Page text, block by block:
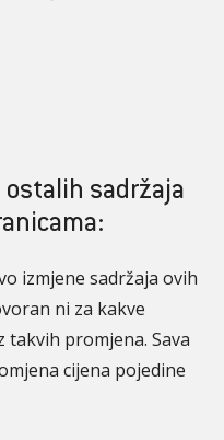
sadržaja
izmjene sadržaja ovih
ni za kakve
takvih promjena. Sava
cijena pojedine